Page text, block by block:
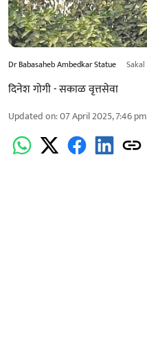
Dr Babasaheb Ambedkar Statue Sakal
दिनेश गोगी - सकाळ वृत्तसेवा
Updated on:07 April 2025, 7:46 pm